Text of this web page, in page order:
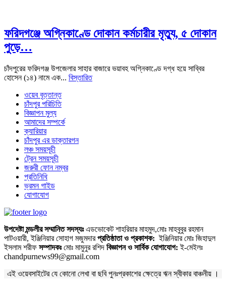
ফরিদগঞ্জে অগ্নিকাণ্ডে দোকান কর্মচারীর মৃত্যু, ৫ দোকান
পুড়ে…
চাঁদপুরের ফরিদগঞ্জ উপজেলার সাহার বাজারে ভয়াবহ অগ্নিকাণ্ডে দগ্ধ হয়ে সাব্বির
হোসেন (১৪) নামে এক... বিস্তারিত
ওয়েব বৃত্তান্ত
চাঁদপুর পরিচিতি
বিজ্ঞাপন মুল্য
আমাদের সম্পর্কে
ক্যারিয়ার
চাঁদপুর এর ডাক্তারগন
লঞ্চ সময়সূচী
ট্রেন সময়সূচী
জরুরী ফোন নম্বর
প্রতিনিধি
ভ্রমন গাইড
যোগাযোগ
উপদেষ্টা মন্ডলীর সম্মানিত সদস্যঃএডভোকেট শাহরিয়ার মাহমুদ,মোঃ মাহবুবুর রহমান
পাটওয়ারী, ইঞ্জিনিয়ার সোহাগ মজুমদারপ্রতিষ্ঠাতা ও প্রকাশক: ইঞ্জিনিয়ার মোঃ জিহাদুল
ইসলাম শরীফ সম্পাদকঃমোঃ মামুনুর রশিদ বিজ্ঞাপন ও সার্বিক যোগাযোগ: ই-মেইলঃ
chandpurnews99@gmail.com
এই ওয়েবসাইটের যে কোনো লেখা বা ছবি পুনঃপ্রকাশের ক্ষেত্রে ঋন স্বীকার বাঞ্চনীয় ।